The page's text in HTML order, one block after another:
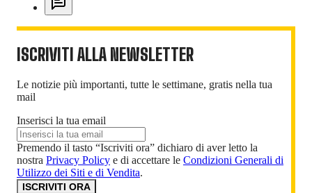
ISCRIVITI ALLA NEWSLETTER
Le notizie più importanti, tutte le settimane, gratis nella tua
mail
Inserisci la tua email
Premendo il tasto “Iscriviti ora” dichiaro di aver letto la
nostra Privacy Policy e di accettare le Condizioni Generali di
Utilizzo dei Siti e di Vendita.
ISCRIVITI ORA